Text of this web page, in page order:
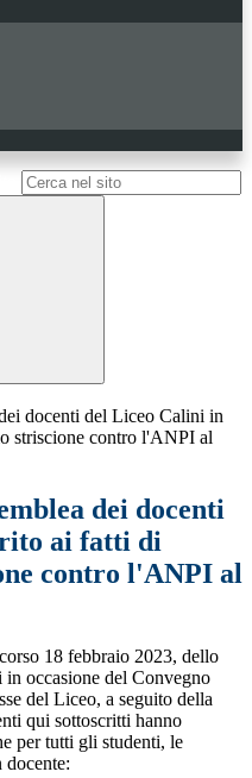
docenti del Liceo Calini in
striscione contro l'ANPI al
dei docenti
ai fatti di
contro l'ANPI al
18 febbraio 2023, dello
occasione del Convegno
del Liceo, a seguito della
qui sottoscritti hanno
per tutti gli studenti, le
docente: